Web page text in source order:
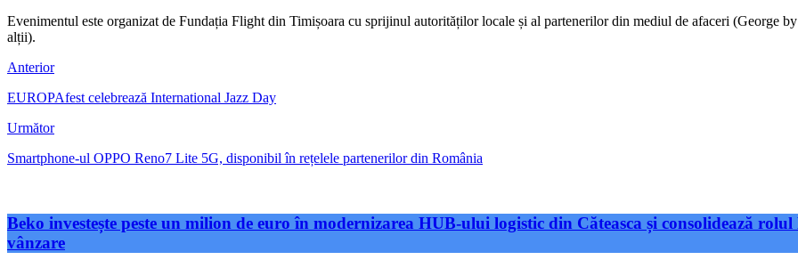
Evenimentul este organizat de Fundația Flight din Timișoara cu sprijinul autorităților locale și al partenerilor din mediul de afaceri
alții).
Anterior
EUROPAfest celebrează International Jazz Day
Următor
Smartphone-ul OPPO Reno7 Lite 5G, disponibil în rețelele partenerilor din România
Beko investește peste un milion de euro în modernizarea HUB-ului logistic din Căteasca și consolidează
vânzare